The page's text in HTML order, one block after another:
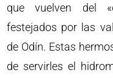
que vuelven del
festejados por las
de Odín. Estas
de servirles el